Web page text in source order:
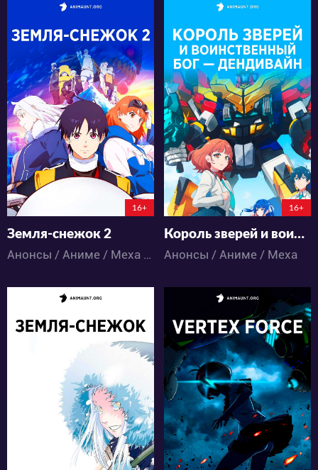
331
4 0
86:5:22:21
16+
Земля-снежок 2
Анонсы / Аниме / Меха / Приключения / Фантастика
390
6 0
63:5:52:21
16+
Король зверей и воинственный бог — Дендивайн
Анонсы / Аниме / Меха
11955
19
1163
6 0